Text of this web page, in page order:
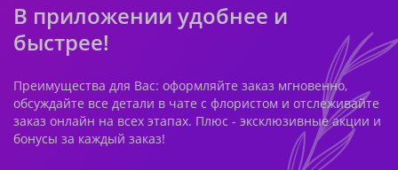
В приложении удобнее и
быстрее!
Преимущества для Вас: оформляйте заказ мгновенно,
обсуждайте все детали в чате с флористом и отслеживайте
заказ онлайн на всех этапах. Плюс - эксклюзивные акции и
бонусы за каждый заказ!